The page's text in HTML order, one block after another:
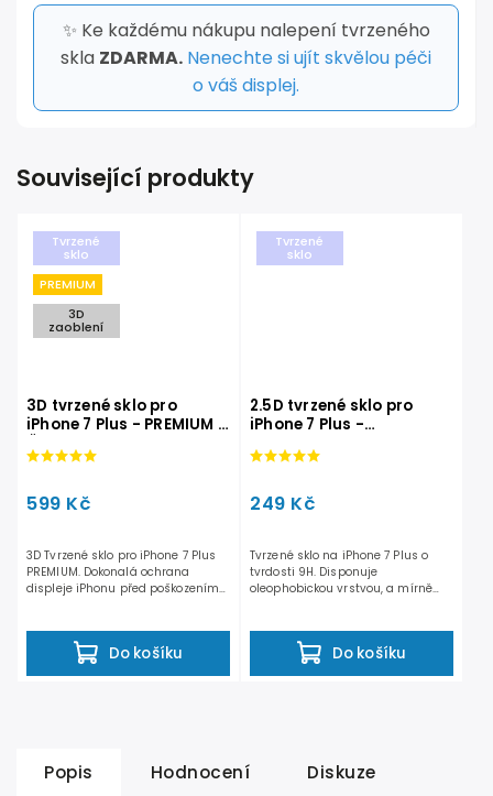
✨ Ke každému nákupu nalepení tvrzeného
skla ZDARMA. Nenechte si ujít skvělou péči
o váš displej.
Související produkty
Tvrzené
sklo
PREMIUM
3D
zaoblení
3D tvrzené sklo pro
iPhone 7 Plus - PREMIUM -
599 Kč
Do košíku
3D Tvrzené sklo pro iPhone 7 Plus
PREMIUM. Dokonalá ochrana
displeje iPhonu před poškozením
Tvrzené
sklo
2.5D tvrzené sklo pro
iPhone 7 Plus -
249 Kč
Do košíku
Tvrzené sklo na iPhone 7 Plus o
tvrdosti 9H. Disponuje
oleophobickou vrstvou, a mírně
Popis Hodnocení Diskuze